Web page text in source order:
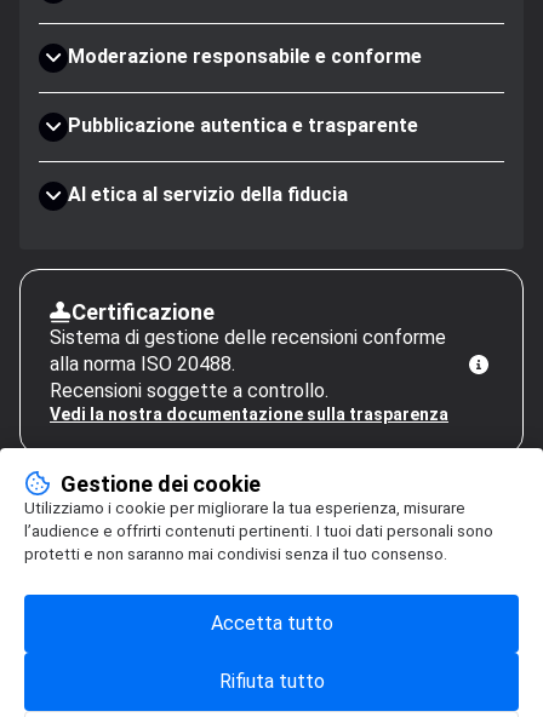
Moderazione responsabile e conforme
Pubblicazione autentica e trasparente
AI etica al servizio della fiducia
Certificazione
Sistema di gestione delle recensioni conforme
alla norma ISO 20488.
Recensioni soggette a controllo.
Vedi la nostra documentazione sulla trasparenza
Gestione dei cookie
Utilizziamo i cookie per migliorare la tua esperienza, misurare
l’audience e offrirti contenuti pertinenti. I tuoi dati personali sono
protetti e non saranno mai condivisi senza il tuo consenso.
Rifiuta tutto
Accetta tutto